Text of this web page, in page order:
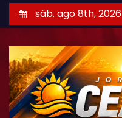
k
sáb. ago 8th, 2026